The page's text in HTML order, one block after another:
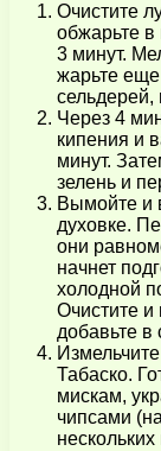
Очистите
обжарьте
3 минут.
жарьте
сельдерей,
Через 4
кипения и
минут.
зелень и
Вымойте и
духовке.
они
начнет
холодной
Очистите и
добавьте в
Табаско.
мискам,
чипсами